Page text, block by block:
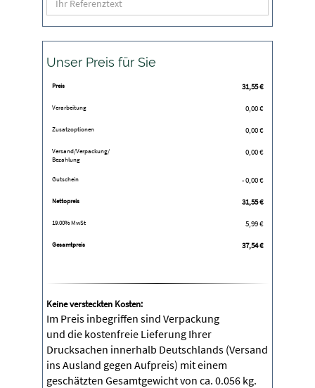
Unser Preis für Sie
Preis 31,55€
Verarbeitung 0,00 €
Zusatzoptionen 0,00 €
Versand/Verpackung/
Bezahlung
0,00 €
Gutschein - 0,00 €
Nettopreis 31,55€
19.00% MwSt 5,99€
Gesamtpreis 37,54€
Keine versteckten Kosten:
Im Preis inbegriffen sind Verpackung
und die kostenfreie Lieferung Ihrer
Drucksachen innerhalb Deutschlands (Versand
ins Ausland gegen Aufpreis) mit einem
geschätzten Gesamtgewicht von ca. 0.056 kg.